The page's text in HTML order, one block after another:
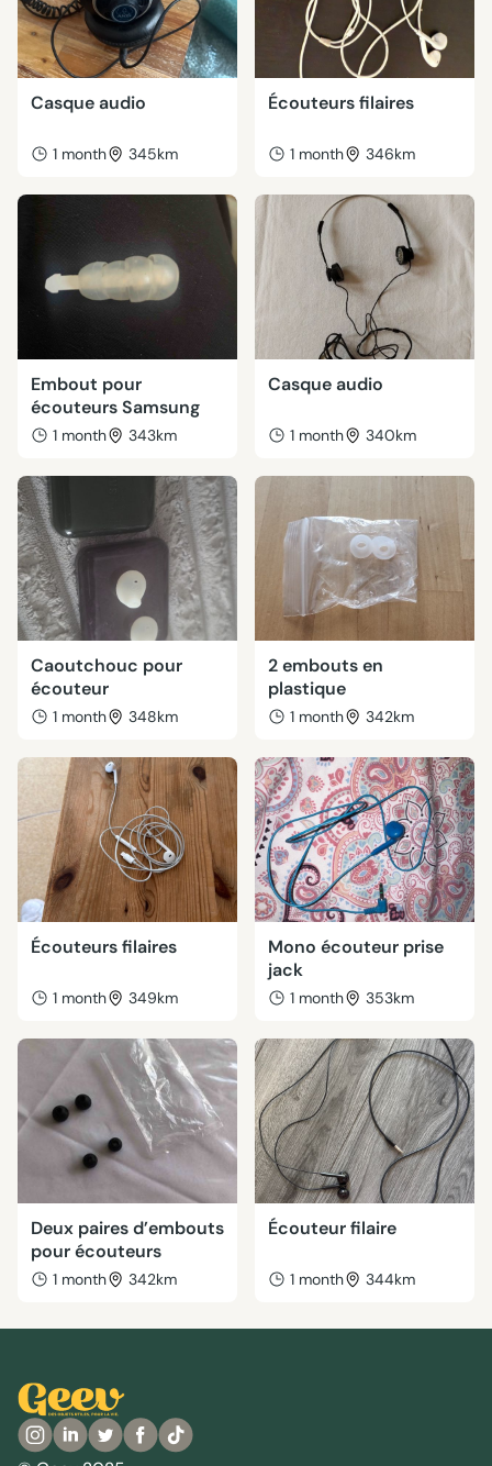
Casque audio
1 month 345km
Écouteurs filaires
1 month 346km
Embout pour
écouteurs Samsung
1 month 343km
Casque audio
1 month 340km
Caoutchouc pour
écouteur
1 month 348km
2 embouts en
plastique
1 month 342km
Écouteurs filaires
1 month 349km
Mono écouteur prise
jack
1 month 353km
Deux paires d’embouts
pour écouteurs
1 month 342km
Écouteur filaire
1 month 344km